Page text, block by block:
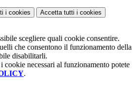
i cookies Accetta tutti i cookies
scegliere quali cookie consentire.
che consentono il funzionamento della
disabilitarli.
cookie necessari al funzionamento potete
.